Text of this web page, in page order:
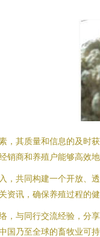
，其质量和信息的及
商和养殖户能够高效
共同构建一个开放、
讯，确保养殖过程的健
，与同行交流经验，
乃至全球的畜牧业可持